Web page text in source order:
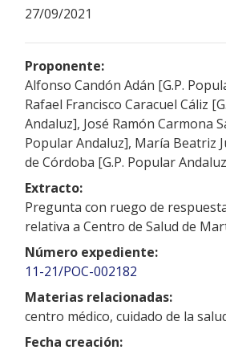
27/09/2021
Proponente:
Alfonso Candón Adán [G.P.
Rafael Francisco Caracuel Cáliz
Andaluz], José Ramón Carmona
Popular Andaluz], María Beatriz
de Córdoba [G.P. Popular
Extracto:
Pregunta con ruego de
relativa a Centro de Salud de
Número expediente:
11-21/POC-002182
Materias relacionadas:
centro médico, cuidado de la
Fecha creación: